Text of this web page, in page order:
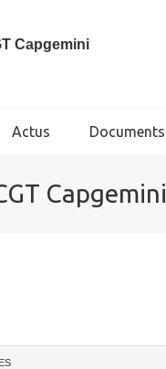
Capgemini
Actus Documents
Capgemini